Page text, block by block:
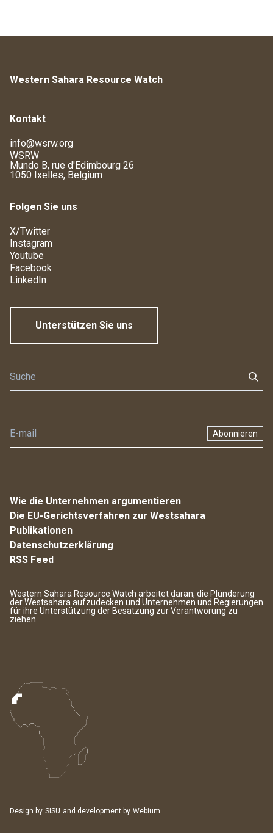
Western Sahara Resource Watch
Kontakt
info@wsrw.org
WSRW
Mundo B, rue d'Edimbourg 26
1050 Ixelles, Belgium
Folgen Sie uns
X/Twitter
Instagram
Youtube
Facebook
LinkedIn
Unterstützen Sie uns
Abonnieren
Wie die Unternehmen argumentieren
Die EU-Gerichtsverfahren zur Westsahara
Publikationen
Datenschutzerklärung
RSS Feed
Western Sahara Resource Watch arbeitet daran, die Plünderung
der Westsahara aufzudecken und Unternehmen und Regierungen
für ihre Unterstützung der Besatzung zur Verantworung zu
ziehen.
Design by SISU and development by Webium